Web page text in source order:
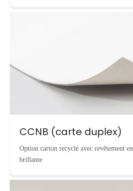
CCNB (carte duplex)
Option carton recyclé avec revêtement
brillante